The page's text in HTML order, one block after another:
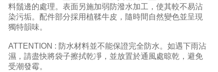
料鬚邊的處理。表面另施加弱防潑水加工，使其較不易沾
染污垢。配件部分採用植鞣牛皮，隨時間自然變色並呈現
獨特韻味。
ATTENTION : 防水材料並不能保證完全防水。如遇下雨沾
濕，請盡快將袋子擦拭乾凈，並放置於通風處晾乾，避免
受潮發霉。